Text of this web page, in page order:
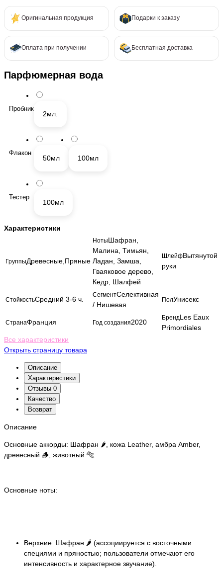
Оригинальная продукция Подарки к заказу
Оплата при получении Бесплатная доставка
Парфюмерная вода
Пробник
2мл.
Флакон
50мл 100мл
Тестер
100мл
Характеристики
ГруппыДревесные,Пряные
НотыШафран,
Малина, Тимьян,
Ладан, Замша,
Гваяковое дерево,
Кедр, Шалфей
ШлейфВытянутой
руки
СтойкостьСредний 3-6 ч.
СегментСелективная
/ Нишевая
ПолУнисекс
СтранаФранция Год создания2020
БрендLes Eaux
Primordiales
Все характеристики
Открыть страницу товара
Описание
Характеристики
Отзывы 0
Качество
Возврат
Описание
Основные аккорды: Шафран 🌶️, кожа Leather, амбра Amber,
древесный 🪵, животный 🐅.
Основные ноты:
Верхние: Шафран 🌶️ (ассоциируется с восточными
специями и пряностью; пользователи отмечают его
интенсивность и характерное звучание).